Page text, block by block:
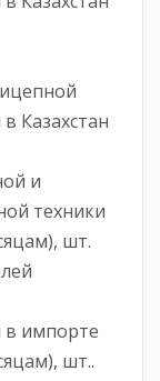
Казахстан
и
техники
шт.
в импорте
шт..